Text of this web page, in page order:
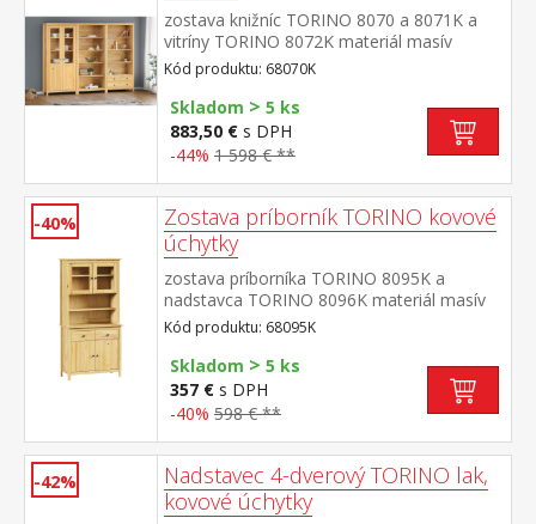
zostava knižníc TORINO 8070 a 8071K a
vitríny TORINO 8072K materiál masív
borovica, lakované prevedenie kovové
úchytky vo farebnom prevedení černená
mosadz knižnica 8070: štyri police knižnica
8071K: tri police, dve zásuvky s kovovými
pojazdmi vitrína 8072K: dvoje čiastočne
8070 (š/h/v) 85 × 37 × 190 cm rozmer
knižnice 8071K (š/h/v) 85 × 37 × 190
cm rozmer vitríny 8072K (š/h/v) 85 × 37 ×
190 cm
Kód produktu: 68070K
Skladom > 5 ks
883,50 € s DPH
-44% 1 598 € **
-40%
Zostava príborník TORINO kovové
úchytky
zostava príborníka TORINO 8095K a
nadstavca TORINO 8096K materiál masív
borovica, lakované prevedenie kovové
úchytky vo farebnom prevedení černená
mosadz príborník: 2 zásuvky s kovovými
pojazdmi, 2 plné dvere, 1 polica nadstavec:
2 presklené dvere, 1 polica rozmer
nadstavca (š/h/v) 90 × 33 × 100 cm
Kód produktu: 68095K
Skladom > 5 ks
357 € s DPH
-40% 598 € **
-42%
Nadstavec 4-dverový TORINO lak,
kovové úchytky